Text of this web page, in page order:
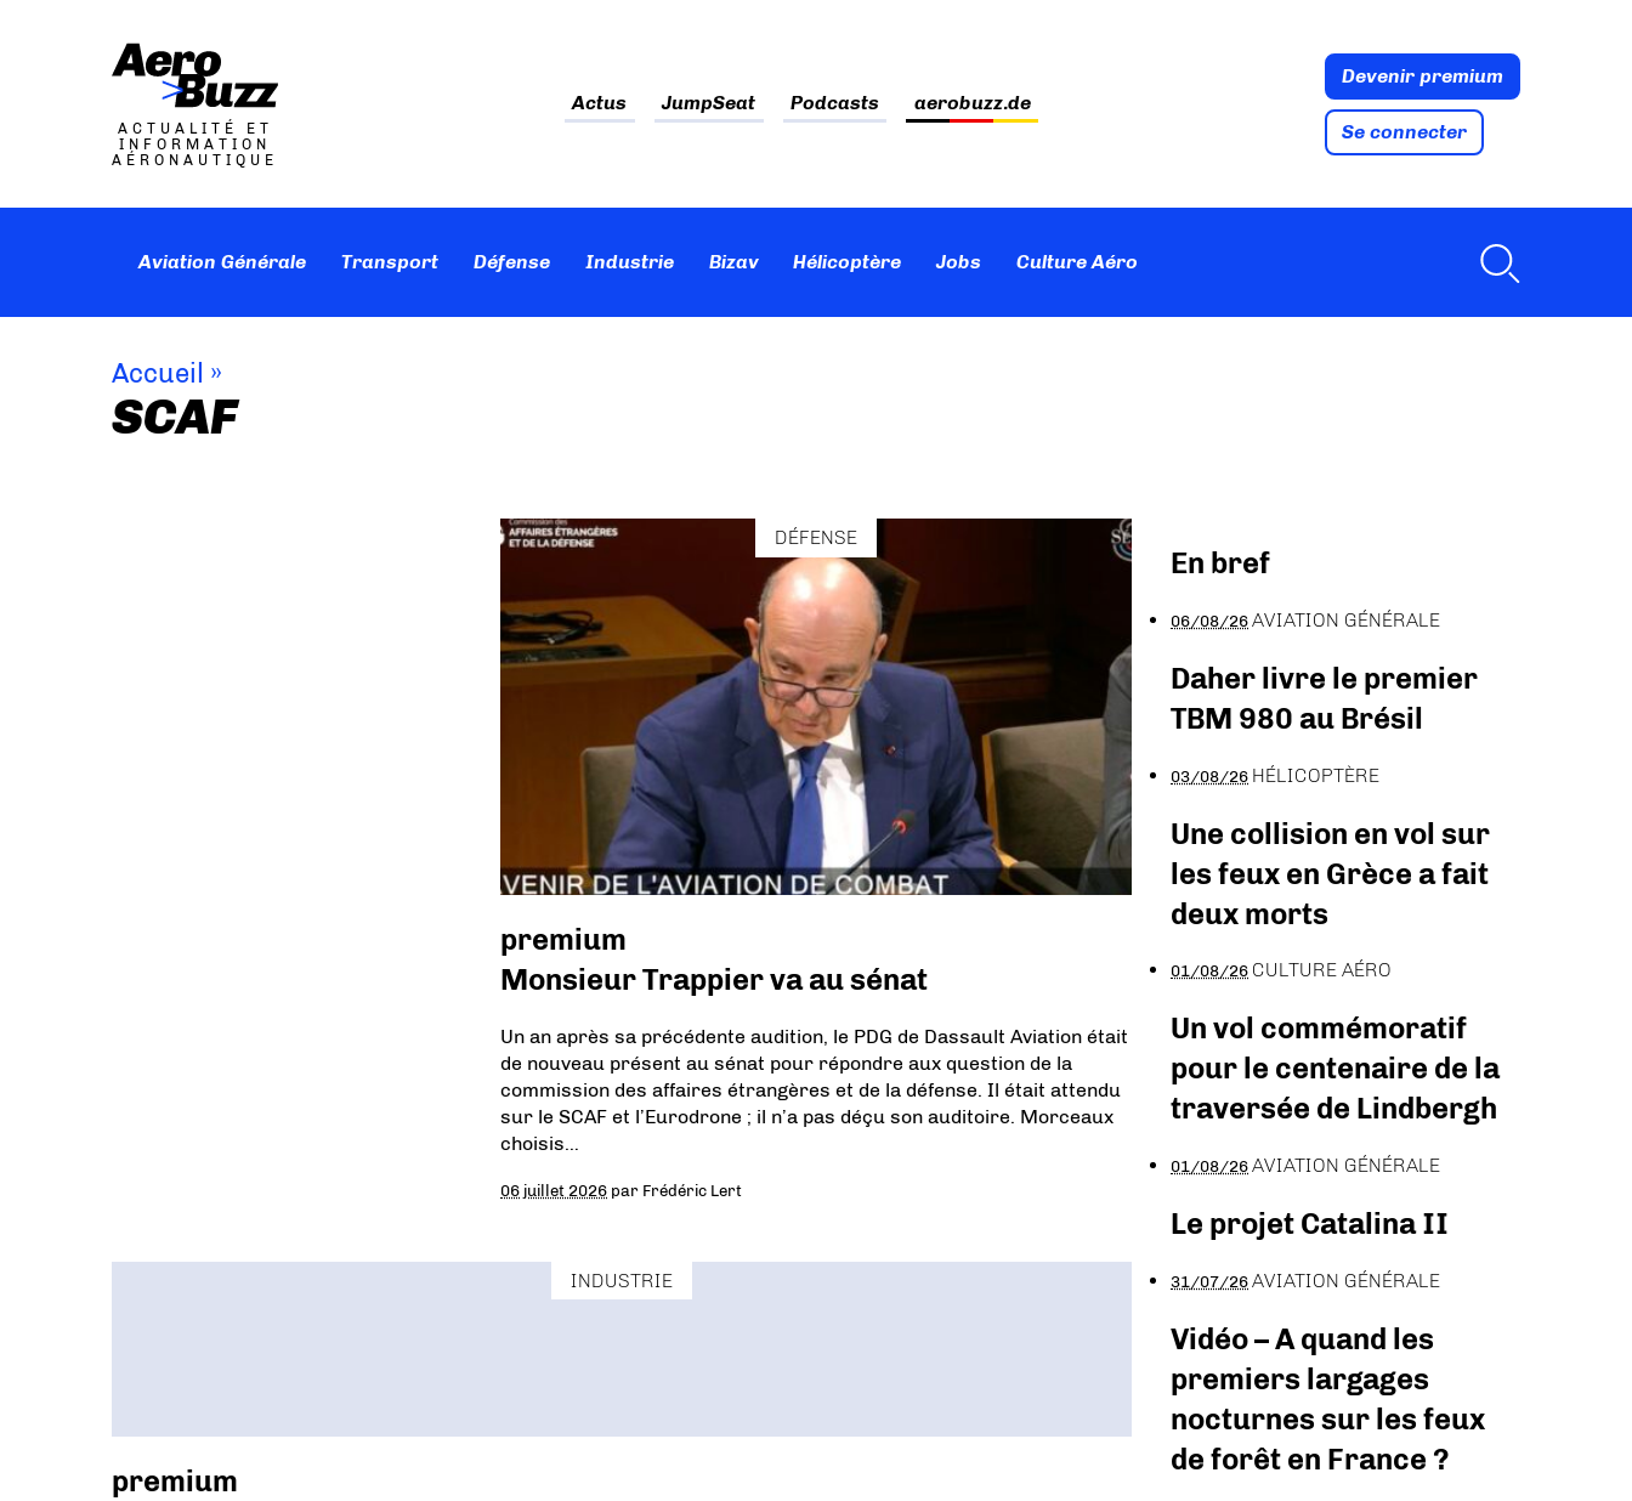
ACTUALITÉ ET
INFORMATION
AÉRONAUTIQUE
Actus JumpSeat Podcasts aerobuzz.de
Devenir premium
Se connecter
Aviation Générale Transport Défense Industrie Bizav Hélicoptère Jobs Culture Aéro
Accueil »
SCAF
DÉFENSE
premium
Monsieur Trappier va au sénat
Un an après sa précédente audition, le PDG de Dassault Aviation était
de nouveau présent au sénat pour répondre aux question de la
commission des affaires étrangères et de la défense. Il était attendu
sur le SCAF et l’Eurodrone ; il n’a pas déçu son auditoire. Morceaux
choisis…
06 juillet 2026 par Frédéric Lert
INDUSTRIE
premium
En bref
06/08/26AVIATION GÉNÉRALE
Daher livre le premier
TBM 980 au Brésil
03/08/26 HÉLICOPTÈRE
Une collision en vol sur
les feux en Grèce a fait
deux morts
01/08/26 CULTURE AÉRO
Un vol commémoratif
pour le centenaire de la
traversée de Lindbergh
01/08/26AVIATION GÉNÉRALE
Le projet Catalina II
31/07/26AVIATION GÉNÉRALE
Vidéo – A quand les
premiers largages
nocturnes sur les feux
de forêt en France ?